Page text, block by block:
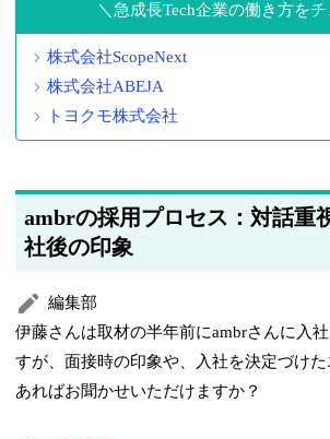
急成長Tech企業の働き方をチ
株式会社ScopeNext
株式会社ABEJA
トヨクモ株式会社
ambrの採用プロセス：対話重
社後の印象
編集部
伊藤さんは取材の半年前にambrさんに入
すが、面接時の印象や、入社を決定づけ
あればお聞かせいただけますか？